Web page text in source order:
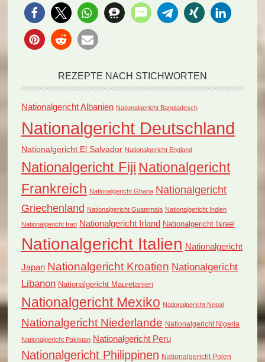
REZEPTE NACH STICHWORTEN
Nationalgericht Albanien Nationalgericht Bangladesch
Nationalgericht Deutschland
Nationalgericht El Salvador Nationalgericht England
Nationalgericht Fiji Nationalgericht
Frankreich Nationalgericht Ghana Nationalgericht
Griechenland Nationalgericht Guatemala Nationalgericht Indien
Nationalgericht Iran Nationalgericht Irland Nationalgericht Israel
Nationalgericht Italien Nationalgericht
Japan Nationalgericht Kroatien Nationalgericht
Libanon Nationalgericht Mauretanien
Nationalgericht Mexiko Nationalgericht Nepal
Nationalgericht Niederlande Nationalgericht Nigeria
Nationalgericht Pakistan Nationalgericht Peru
Nationalgericht Philippinen Nationalgericht Polen